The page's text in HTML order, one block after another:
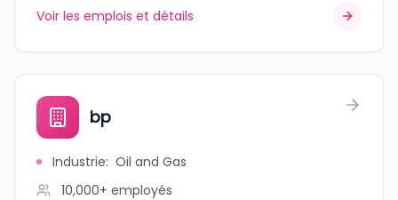
Voir les emplois et détails
bp
Industrie: Oil and Gas
10,000+ employés